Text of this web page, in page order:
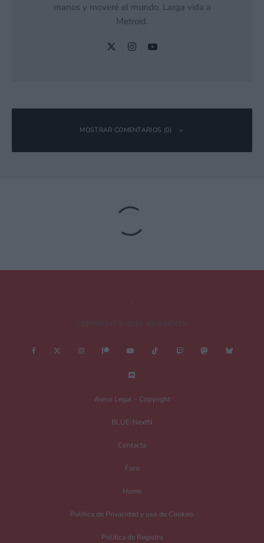
manos y moveré el mundo. Larga vida a
Metroid.
MOSTRAR COMENTARIOS (0)
Tu dirección de correo electrónico no será publicada.
Guarda mi nombre, correo electrónico y web en este navegador para la
Aviso Legal – Copyright
BLUE-NextN
Contacta
Foro
Home
Política de Privacidad y uso de Cookies
Política de Registro